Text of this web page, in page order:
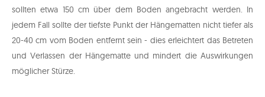
sollten etwa 150 cm über dem Boden angebracht werden. In
jedem Fall sollte der tiefste Punkt der Hängematten nicht tiefer als
20-40 cm vom Boden entfernt sein - dies erleichtert das Betreten
und Verlassen der Hängematte und mindert die Auswirkungen
möglicher Stürze.